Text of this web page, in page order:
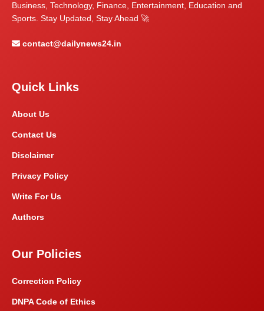
Business, Technology, Finance, Entertainment, Education and
Sports. Stay Updated, Stay Ahead 🚀
contact@dailynews24.in
Quick Links
About Us
Contact Us
Disclaimer
Privacy Policy
Write For Us
Authors
Our Policies
Correction Policy
DNPA Code of Ethics